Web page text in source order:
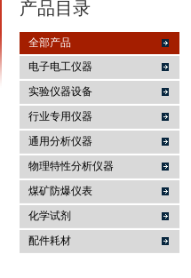
麦科仪（北京）科技有限公司
产品目录
全部产品
电子电工仪器
实验仪器设备
行业专用仪器
通用分析仪器
物理特性分析仪器
煤矿防爆仪表
化学试剂
配件耗材